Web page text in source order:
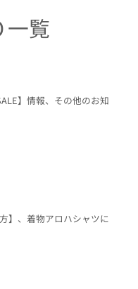
一覧
】情報、その他のお知
】、着物アロハシャツに